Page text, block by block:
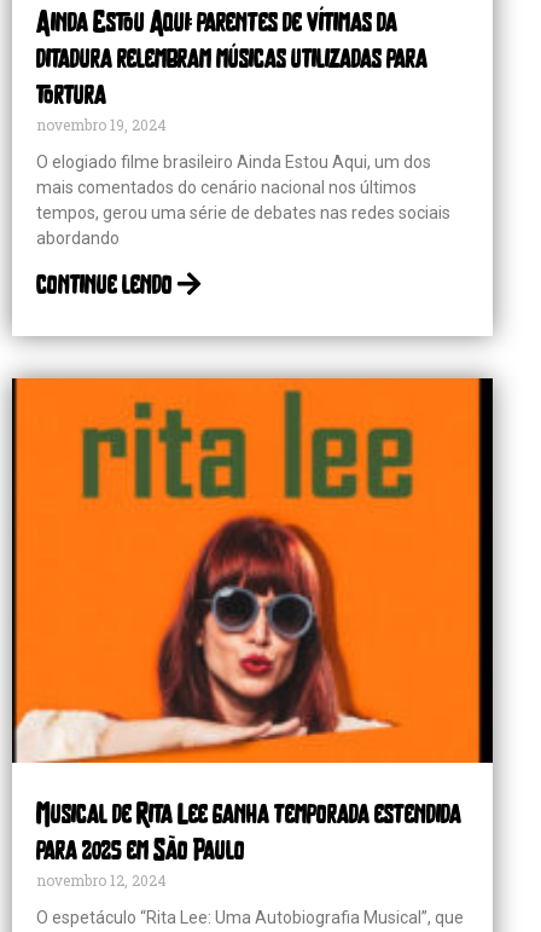
Ainda Estou Aqui: parentes de vítimas da
ditadura relembram músicas utilizadas para
tortura
novembro 19, 2024
O elogiado filme brasileiro Ainda Estou Aqui, um dos
mais comentados do cenário nacional nos últimos
tempos, gerou uma série de debates nas redes sociais
abordando
continue lendo
Musical de Rita Lee ganha temporada estendida
para 2025 em São Paulo
novembro 12, 2024
O espetáculo “Rita Lee: Uma Autobiografia Musical”, que